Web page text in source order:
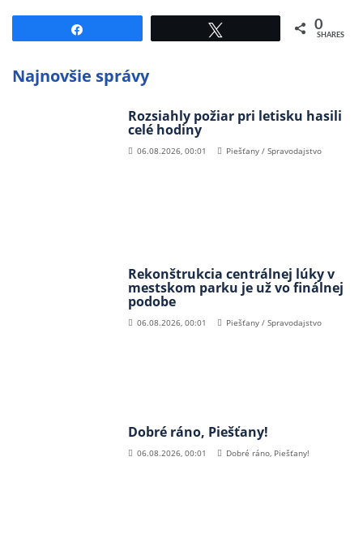
0
SHARES
Najnovšie správy
Rozsiahly požiar pri letisku hasili
celé hodiny
06.08.2026, 00:01 Piešťany / Spravodajstvo
Rekonštrukcia centrálnej lúky v
mestskom parku je už vo finálnej
podobe
06.08.2026, 00:01 Piešťany / Spravodajstvo
Dobré ráno, Piešťany!
06.08.2026, 00:01 Dobré ráno, Piešťany!